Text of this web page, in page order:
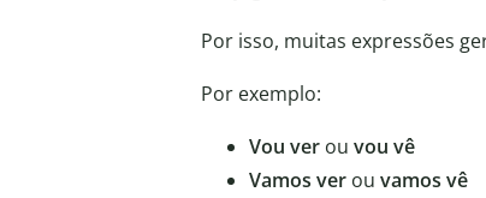
Por isso, muitas expressões
Por exemplo:
Vou ver ou vou vê
Vamos ver ou vamos vê